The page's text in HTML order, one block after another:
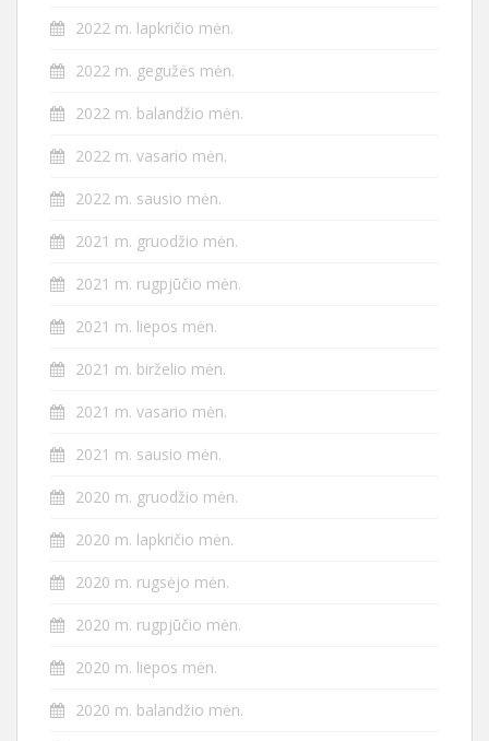
2022 m. lapkričio mėn.
2022 m. gegužės mėn.
2022 m. balandžio mėn.
2022 m. vasario mėn.
2022 m. sausio mėn.
2021 m. gruodžio mėn.
2021 m. rugpjūčio mėn.
2021 m. liepos mėn.
2021 m. birželio mėn.
2021 m. vasario mėn.
2021 m. sausio mėn.
2020 m. gruodžio mėn.
2020 m. lapkričio mėn.
2020 m. rugsėjo mėn.
2020 m. rugpjūčio mėn.
2020 m. liepos mėn.
2020 m. balandžio mėn.